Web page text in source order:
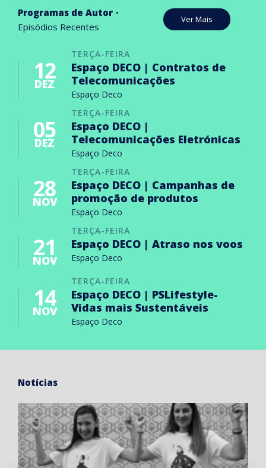
Programas de Autor
Episódios Recentes
Ver Mais
TERÇA-FEIRA
12
DEZ
Espaço DECO | Contratos de
Telecomunicações
Espaço Deco
TERÇA-FEIRA
05
DEZ
Espaço DECO |
Telecomunicações Eletrónicas
Espaço Deco
TERÇA-FEIRA
28
NOV
Espaço DECO | Campanhas de
promoção de produtos
Espaço Deco
TERÇA-FEIRA
21
NOV
Espaço DECO | Atraso nos voos
Espaço Deco
TERÇA-FEIRA
14
NOV
Espaço DECO | PSLifestyle-
Vidas mais Sustentáveis
Espaço Deco
Notícias